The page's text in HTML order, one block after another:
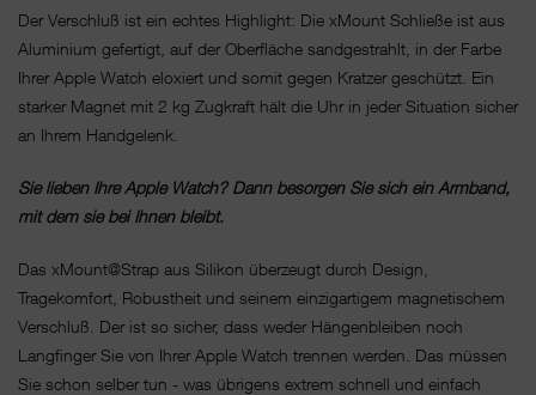
Der Verschluß ist ein echtes Highlight: Die xMount Schließe ist aus
Aluminium gefertigt, auf der Oberfläche sandgestrahlt, in der Farbe
Ihrer Apple Watch eloxiert und somit gegen Kratzer geschützt. Ein
starker Magnet mit 2 kg Zugkraft hält die Uhr in jeder Situation sicher
an Ihrem Handgelenk.
Sie lieben Ihre Apple Watch? Dann besorgen Sie sich ein Armband,
mit dem sie bei Ihnen bleibt.
Das xMount@Strap aus Silikon überzeugt durch Design,
Tragekomfort, Robustheit und seinem einzigartigem magnetischem
Verschluß. Der ist so sicher, dass weder Hängenbleiben noch
Langfinger Sie von Ihrer Apple Watch trennen werden. Das müssen
Sie schon selber tun - was übrigens extrem schnell und einfach